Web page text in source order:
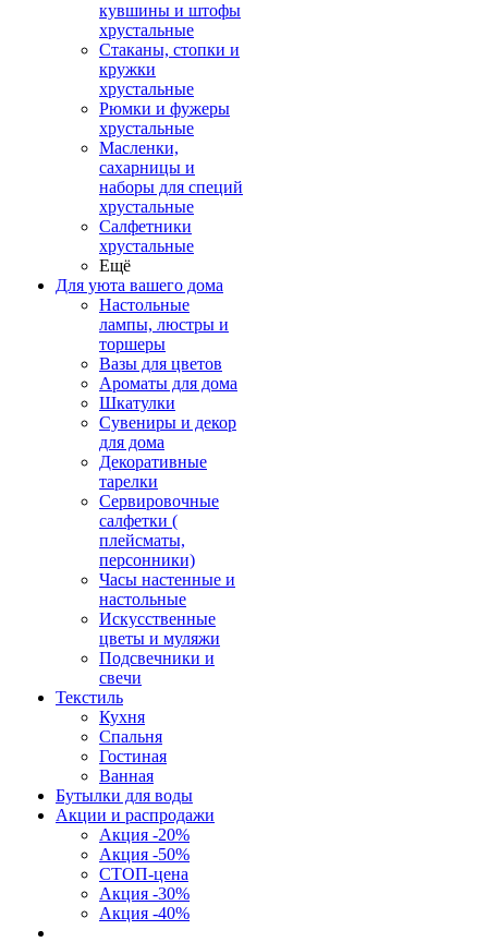
кувшины и штофы
хрустальные
Стаканы, стопки и
кружки
хрустальные
Рюмки и фужеры
хрустальные
Масленки,
сахарницы и
наборы для специй
хрустальные
Салфетники
хрустальные
Ещё
Для уюта вашего дома
Настольные
лампы, люстры и
торшеры
Вазы для цветов
Ароматы для дома
Шкатулки
Сувениры и декор
для дома
Декоративные
тарелки
Сервировочные
салфетки (
плейсматы,
персонники)
Часы настенные и
настольные
Искусственные
цветы и муляжи
Подсвечники и
свечи
Текстиль
Кухня
Спальня
Гостиная
Ванная
Бутылки для воды
Акции и распродажи
Акция -20%
Акция -50%
СТОП-цена
Акция -30%
Акция -40%